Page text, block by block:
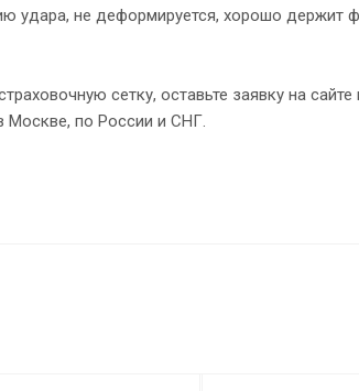
удара, не деформируется, хорошо держит
сетку, оставьте заявку на
Москве, по России и СНГ.